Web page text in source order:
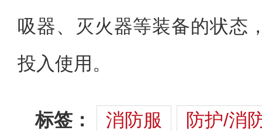
吸器、灭火器等装备的状态
投入使用。
标签： 消防服
防护/消